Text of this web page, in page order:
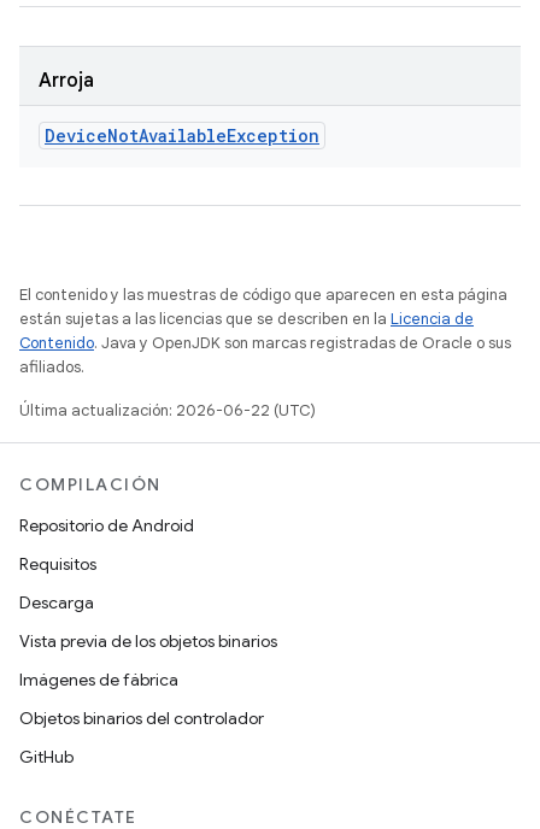
Arroja
DeviceNotAvailableException
El contenido y las muestras de código que aparecen en esta página
están sujetas a las licencias que se describen en la Licencia de
Contenido. Java y OpenJDK son marcas registradas de Oracle o sus
afiliados.
Última actualización: 2026-06-22 (UTC)
COMPILACIÓN
Repositorio de Android
Requisitos
Descarga
Vista previa de los objetos binarios
Imágenes de fábrica
Objetos binarios del controlador
GitHub
CONÉCTATE